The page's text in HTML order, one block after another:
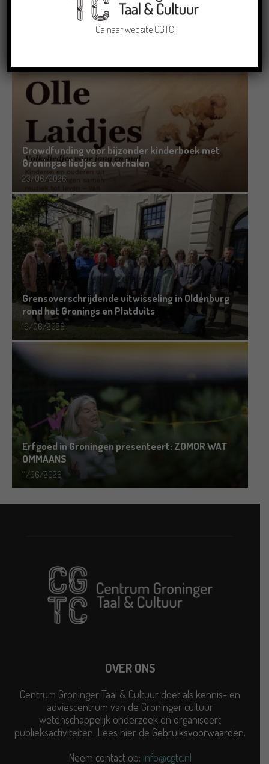
Crowdfunding voor bijzonder kinderboek met
Groningse liedjes en verhalen
23/06/2026
Grensoverschrijdende uitwisseling in Oldenburg
rond het Gronings en Platduits
19/06/2026
Erfgoed in Groningen presenteert: ZOMOR WAT
OMMAANS
11/06/2026
OVER ONS
Centrum Groninger Taal & Cultuur doet als kennis- en
adviescentrum van de Groninger cultuur
wetenschappelijk onderzoek en organiseert
publieksactiviteiten. Lees hier de Gebruiksvoorwaarden.
Neem contact op: info@cgtc.nl
Ga naarwebsite CGTC